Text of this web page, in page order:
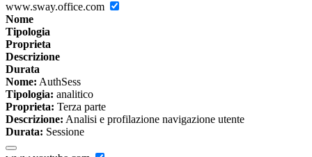
www.sway.office.com
Nome
Tipologia
Proprieta
Descrizione
Durata
Nome: AuthSess
Tipologia: analitico
Proprieta: Terza parte
Descrizione: Analisi e profilazione navigazione utente
Durata: Sessione